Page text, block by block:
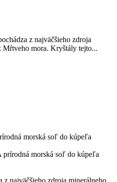
z najväčšieho zdroja
Mŕtveho mora. Kryštály tejto...
morská soľ do kúpeľa
najväčšieho zdroja minerálneho